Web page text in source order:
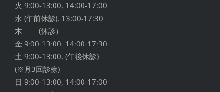
火 9:00-13:00, 14:00-17:00
水 (午前休診), 13:00-17:30
木 (休診）
金 9:00-13:00, 14:00-17:30
土 9:00-13:00, (午後休診)
(※月3回診療)
日 9:00-13:00, 14:00-17:00